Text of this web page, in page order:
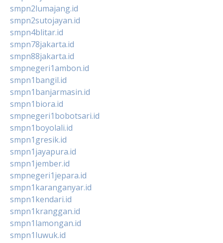
smpn2lumajang.id
smpn2sutojayan.id
smpn4blitar.id
smpn78jakarta.id
smpn88jakarta.id
smpnegeri1ambon.id
smpn1bangil.id
smpn1banjarmasin.id
smpn1biora.id
smpnegeri1bobotsari.id
smpn1boyolali.id
smpn1gresik.id
smpn1jayapura.id
smpn1jember.id
smpnegeri1jepara.id
smpn1karanganyar.id
smpn1kendari.id
smpn1kranggan.id
smpn1lamongan.id
smpn1luwuk.id